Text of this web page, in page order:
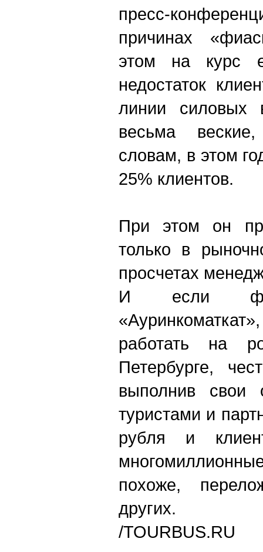
пресс-
причинах
этом на курс
недостаток
линии силовых
весьма
словам, в этом
25% клиентов.
При этом он
только в
просчетах
И если
работать на
Петербурге,
выполнив свои
туристами и
рубля и
похоже,
других.
/TOURBUS.RU